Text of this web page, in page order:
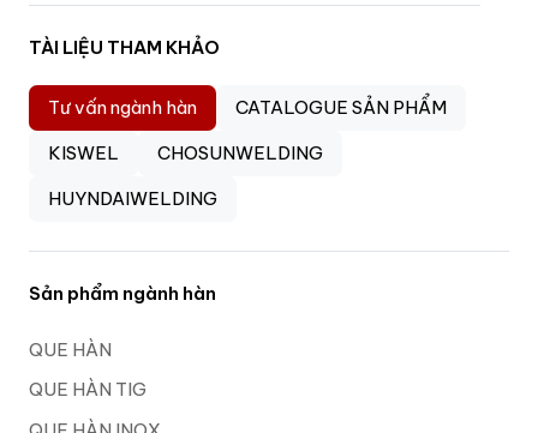
TÀI LIỆU THAM KHẢO
Tư vấn ngành hàn
CATALOGUE SẢN PHẨM
KISWEL
CHOSUNWELDING
HUYNDAIWELDING
Sản phẩm ngành hàn
QUE HÀN
QUE HÀN TIG